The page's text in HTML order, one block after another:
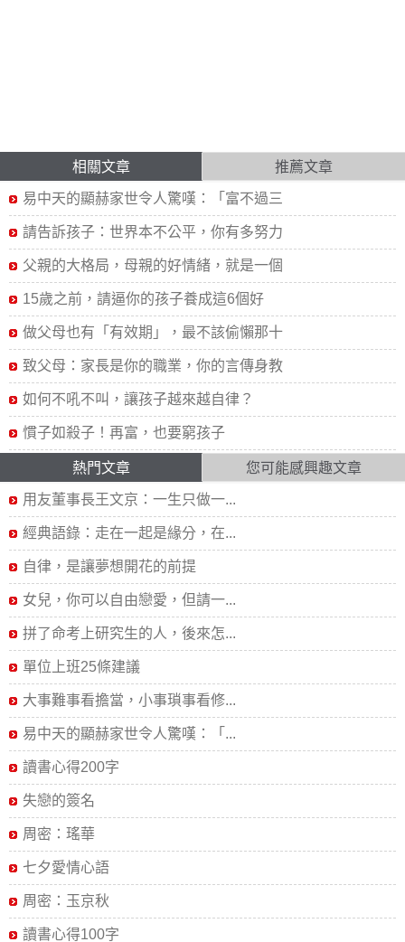
相關文章 推薦文章
易中天的顯赫家世令人驚嘆：「富不過三
請告訴孩子：世界本不公平，你有多努力
父親的大格局，母親的好情緒，就是一個
15歲之前，請逼你的孩子養成這6個好
做父母也有「有效期」，最不該偷懶那十
致父母：家長是你的職業，你的言傳身教
如何不吼不叫，讓孩子越來越自律？
慣子如殺子！再富，也要窮孩子
熱門文章 您可能感興趣文章
用友董事長王文京：一生只做一...
經典語錄：走在一起是緣分，在...
自律，是讓夢想開花的前提
女兒，你可以自由戀愛，但請一...
拼了命考上研究生的人，後來怎...
單位上班25條建議
大事難事看擔當，小事瑣事看修...
易中天的顯赫家世令人驚嘆：「...
讀書心得200字
失戀的簽名
周密：瑤華
七夕愛情心語
周密：玉京秋
讀書心得100字